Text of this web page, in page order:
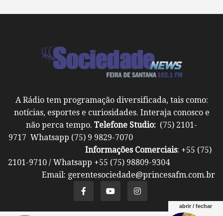
A Rádio tem programação diversificada, tais como:
notícias, esportes e curiosidades. Interaja conosco e
não perca tempo. Telefone Studio: (75) 2101-
9717 Whatsapp (75) 9 9829-7070
Informações Comerciais: +55 (75)
2101-9710 / Whatsapp +55 (75) 98809-9304
Email: gerentesociedade@princesafm.com.br
abrir / fechar